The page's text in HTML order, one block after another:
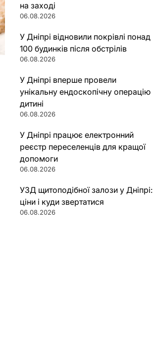
на заході
06.08.2026
У Дніпрі відновили покрівлі понад
100 будинків після обстрілів
06.08.2026
У Дніпрі вперше провели
унікальну ендоскопічну операцію
дитині
06.08.2026
У Дніпрі працює електронний
реєстр переселенців для кращої
допомоги
06.08.2026
УЗД щитоподібної залози у Дніпрі:
ціни і куди звертатися
06.08.2026